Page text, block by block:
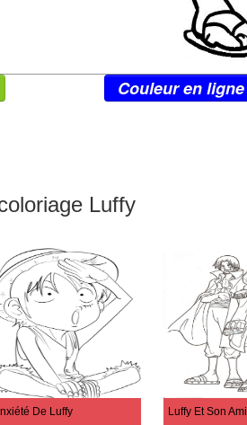
Couleur en ligne
Luffy
De Luffy Luffy Et Son Ami